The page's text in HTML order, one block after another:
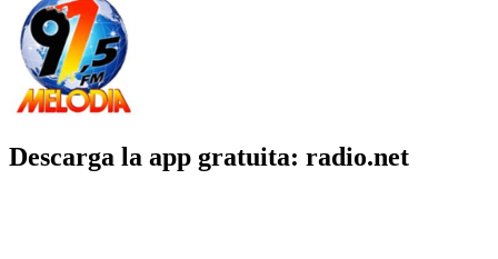
Descarga la app gratuita: radio.net